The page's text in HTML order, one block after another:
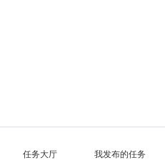
任务大厅 我发布的任务